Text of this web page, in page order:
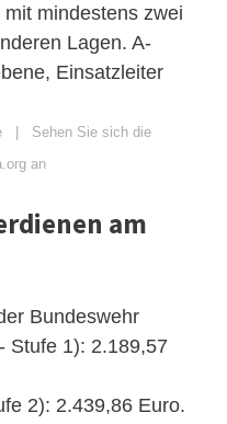
mindestens zwei
Lagen. A-
Einsatzleiter
| Sehen Sie sich die
an
am
Bundeswehr
Stufe 1): 2.189,57
2): 2.439,86 Euro.